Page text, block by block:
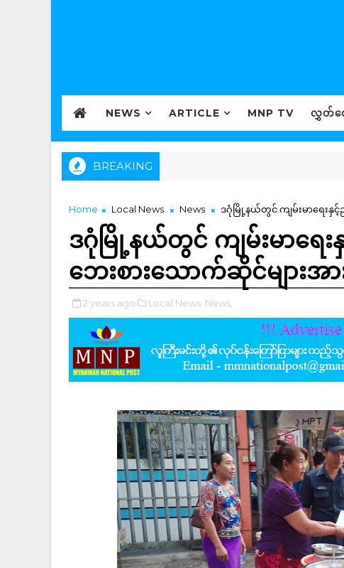
NEWS ARTICLE MNP TV လွှတ်တ
BREAKING
Home Local News News ဒဂုံမြို့နယ်တွင် ကျမ်းမာရေး
ဒဂုံမြို့နယ်တွင် ကျမ်းမာရ
ဘေးစားသောက်ဆိုင်များ
2 years ago Local News, News,